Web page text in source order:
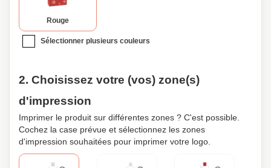
Rouge
Sélectionner plusieurs couleurs
2. Choisissez votre (vos) zone(s)
d'impression
Imprimer le produit sur différentes zones ? C'est possible.
Cochez la case prévue et sélectionnez les zones
d'impression souhaitées pour imprimer votre logo.